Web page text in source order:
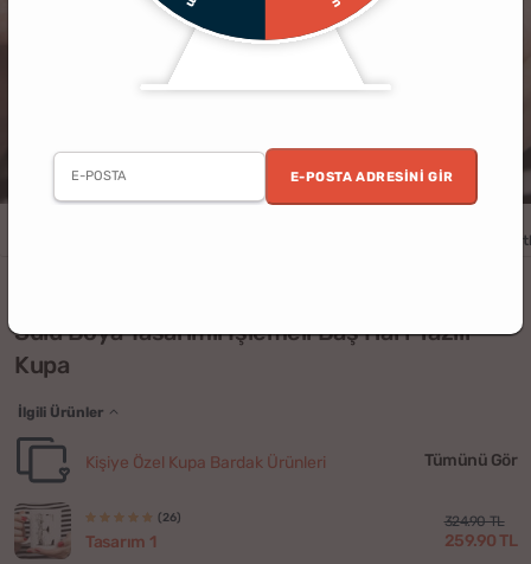
E-POSTA ADRESINI GIR
Uygun
Sulu Boya Tasarımlı İşlemeli Baş Harf Yazılı
Kupa
İlgili Ürünler
Kişiye Özel Kupa Bardak Ürünleri Tümünü Gör
(26)
Tasarım 1
324.90 TL
259.90 TL